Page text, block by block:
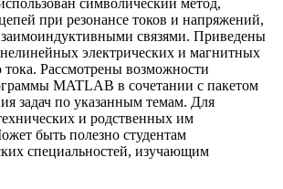
при резонансе токов и напряжений,
связями. Приведены
электрических и магнитных
тока. Рассмотрены возможности
MATLAB в сочетании с пакетом
задач по указанным темам. Для
и родственных им
быть полезно студентам
специальностей, изучающим